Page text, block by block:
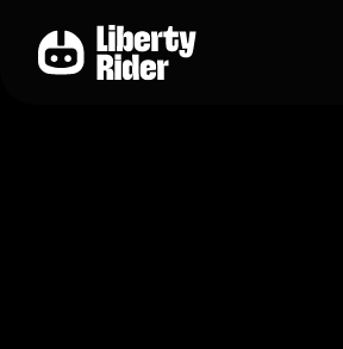
contenu